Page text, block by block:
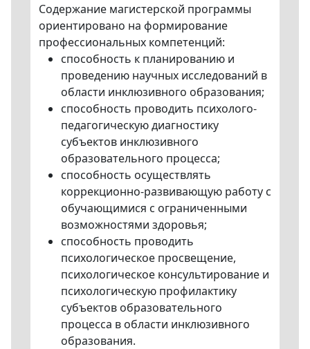
Содержание магистерской программы
ориентировано на формирование
профессиональных компетенций:
способность к планированию и
проведению научных исследований в
области инклюзивного образования;
способность проводить психолого-
педагогическую диагностику
субъектов инклюзивного
образовательного процесса;
способность осуществлять
коррекционно-развивающую работу с
обучающимися с ограниченными
возможностями здоровья;
способность проводить
психологическое просвещение,
психологическое консультирование и
психологическую профилактику
субъектов образовательного
процесса в области инклюзивного
образования.